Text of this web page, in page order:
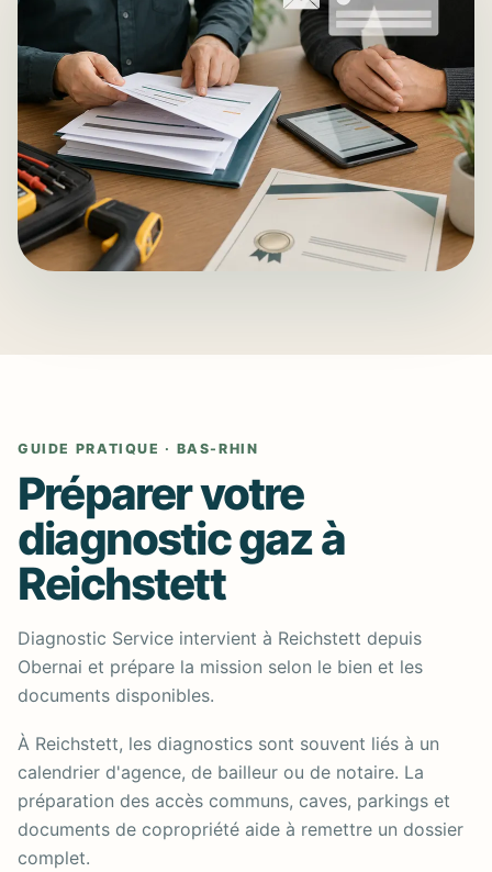
GUIDE PRATIQUE · BAS-RHIN
Préparer votre
diagnostic gaz à
Reichstett
Diagnostic Service intervient à Reichstett depuis
Obernai et prépare la mission selon le bien et les
documents disponibles.
À Reichstett, les diagnostics sont souvent liés à un
calendrier d'agence, de bailleur ou de notaire. La
préparation des accès communs, caves, parkings et
documents de copropriété aide à remettre un dossier
complet.